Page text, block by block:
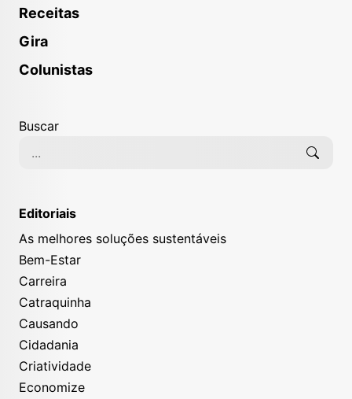
Receitas
Gira
Colunistas
Buscar
Editoriais
As melhores soluções sustentáveis
Bem-Estar
Carreira
Catraquinha
Causando
Cidadania
Criatividade
Economize